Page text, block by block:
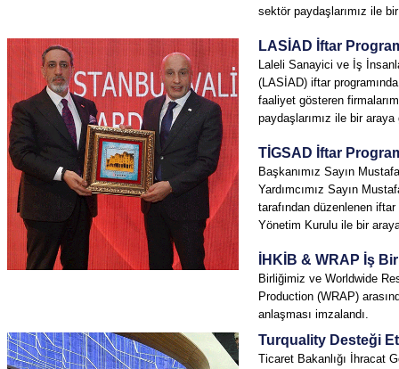
sektör paydaşlarımız ile
LASİAD İftar
Laleli Sanayici ve İş
(LASİAD) iftar
faaliyet gösteren
paydaşlarımız ile bir
TİGSAD İftar
Başkanımız Sayın
Yardımcımız Sayın
tarafından düzenlenen
Yönetim Kurulu ile bir
İHKİB & WRAP İş
Birliğimiz ve Worldwide
Production (WRAP)
anlaşması imzalandı.
Turquality Desteği
Ticaret Bakanlığı İhracat